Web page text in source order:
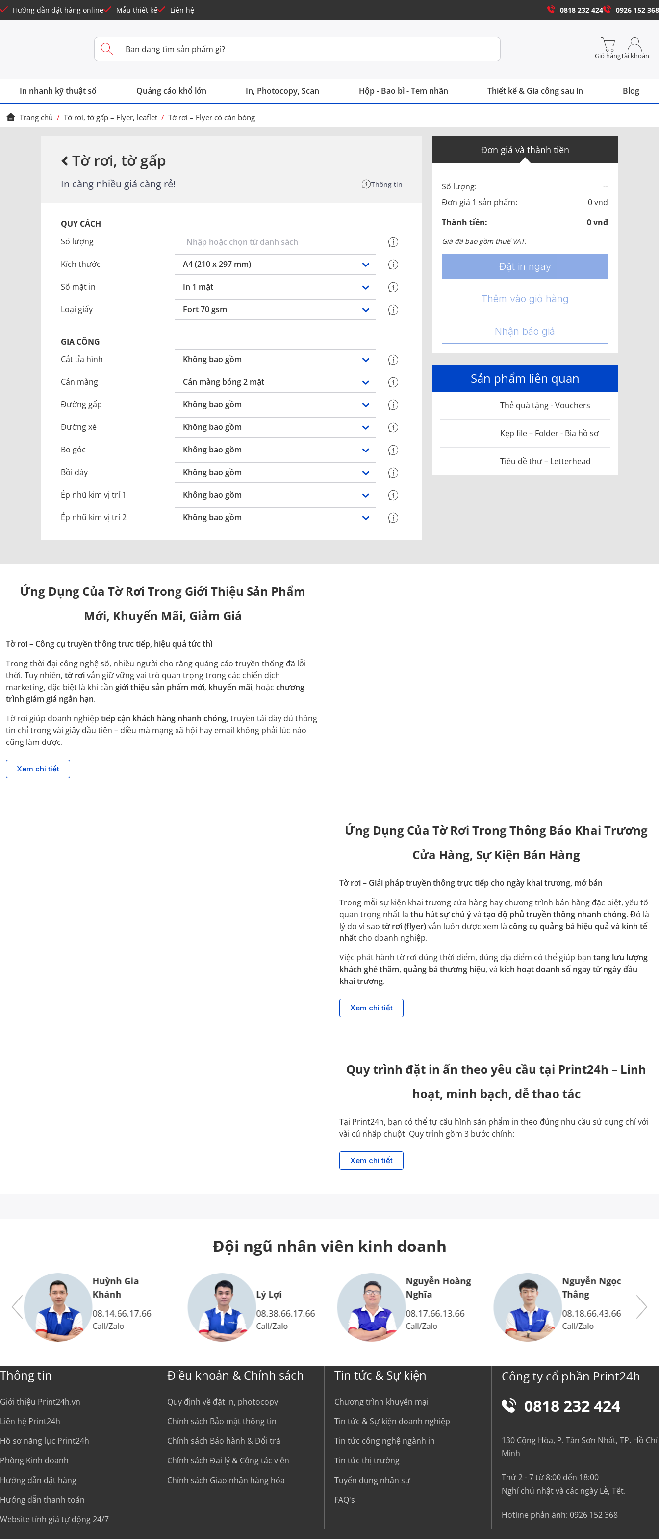
Hướng dẫn đặt hàng online Mẫu thiết kế Liên hệ 0818 232 424 0926 152 368
Giỏ hàngTài khoản
In nhanh kỹ thuật số Quảng cáo khổ lớn In, Photocopy, Scan Hộp - Bao bì - Tem nhãn Thiết kế & Gia công sau in Blog
Trang chủ / Tờ rơi, tờ gấp – Flyer, leaflet / Tờ rơi – Flyer có cán bóng
Tờ rơi, tờ gấp
In càng nhiều giá càng rẻ! Thông tin
QUY CÁCH
Số lượng
Kích thước A4 (210 x 297 mm)
Số mặt in In 1 mặt
Loại giấy Fort 70 gsm
GIA CÔNG
Cắt tỉa hình
Không bao gồm
Cán màng Cán màng bóng 2 mặt
Đường gấp Không bao gồm
Đường xé Không bao gồm
Bo góc Không bao gồm
Bồi dày Không bao gồm
Ép nhũ kim vị trí 1 Không bao gồm
Ép nhũ kim vị trí 2 Không bao gồm
Đơn giá và thành tiền
Số lượng:
--
Đơn giá 1 sản phẩm:
0 vnđ
Thành tiền:
0 vnđ
Giá đã bao gồm thuế VAT.
Đặt in ngay
Thêm vào giỏ hàng
Nhận báo giá
Sản phẩm liên quan
Thẻ quà tặng - Vouchers
Kẹp file – Folder - Bìa hồ sơ
Tiêu đề thư – Letterhead
Ứng Dụng Của Tờ Rơi Trong Giới Thiệu Sản Phẩm
Mới, Khuyến Mãi, Giảm Giá
Tờ rơi – Công cụ truyền thông trực tiếp, hiệu quả tức thì
Trong thời đại công nghệ số, nhiều người cho rằng quảng cáo truyền thống đã lỗi
thời. Tuy nhiên, tờ rơivẫn giữ vững vai trò quan trọng trong các chiến dịch
marketing, đặc biệt là khi cần giới thiệu sản phẩm mới, khuyến mãi, hoặc chương
trình giảm giá ngắn hạn.
Tờ rơi giúp doanh nghiệp tiếp cận khách hàng nhanh chóng, truyền tải đầy đủ thông
tin chỉ trong vài giây đầu tiên – điều mà mạng xã hội hay email không phải lúc nào
cũng làm được.
Xem chi tiết
Ứng Dụng Của Tờ Rơi Trong Thông Báo Khai Trương
Cửa Hàng, Sự Kiện Bán Hàng
Tờ rơi – Giải pháp truyền thông trực tiếp cho ngày khai trương, mở bán
Trong mỗi sự kiện khai trương cửa hàng hay chương trình bán hàng đặc biệt, yếu tố
quan trọng nhất là thu hút sự chú ývà tạo độ phủ truyền thông nhanh chóng. Đó là
lý do vì sao tờ rơi (flyer)vẫn luôn được xem là công cụ quảng bá hiệu quả và kinh tế
nhất cho doanh nghiệp.
Việc phát hành tờ rơi đúng thời điểm, đúng địa điểm có thể giúp bạn tăng lưu lượng
khách ghé thăm, quảng bá thương hiệu, và kích hoạt doanh số ngay từ ngày đầu
khai trương.
Xem chi tiết
Quy trình đặt in ấn theo yêu cầu tại Print24h – Linh
hoạt, minh bạch, dễ thao tác
Tại Print24h, bạn có thể tự cấu hình sản phẩm in theo đúng nhu cầu sử dụng chỉ với
vài cú nhấp chuột. Quy trình gồm 3 bước chính:
Xem chi tiết
Đội ngũ nhân viên kinh doanh
Huỳnh Gia
Khánh
08.14.66.17.66
Call/Zalo
Lý Lợi
08.38.66.17.66
Call/Zalo
Nguyễn Hoàng
Nghĩa
08.17.66.13.66
Call/Zalo
Nguyễn Ngọc
Thắng
08.18.66.43.66
Call/Zalo
Thông tin
Giới thiệu Print24h.vn
Liên hệ Print24h
Hồ sơ năng lực Print24h
Phòng Kinh doanh
Hướng dẫn đặt hàng
Hướng dẫn thanh toán
Website tính giá tự động 24/7
Điều khoản & Chính sách
Quy định về đặt in, photocopy
Chính sách Bảo mật thông tin
Chính sách Bảo hành & Đổi trả
Chính sách Đại lý & Cộng tác viên
Chính sách Giao nhận hàng hóa
Tin tức & Sự kiện
Chương trình khuyến mại
Tin tức & Sự kiện doanh nghiệp
Tin tức công nghệ ngành in
Tin tức thị trường
Tuyển dụng nhân sự
FAQ's
Công ty cổ phần Print24h
0818 232 424
130 Cộng Hòa, P. Tân Sơn Nhất, TP. Hồ Chí
Minh
Thứ 2 - 7 từ 8:00 đến 18:00
Nghỉ chủ nhật và các ngày Lễ, Tết.
Hotline phản ánh: 0926 152 368